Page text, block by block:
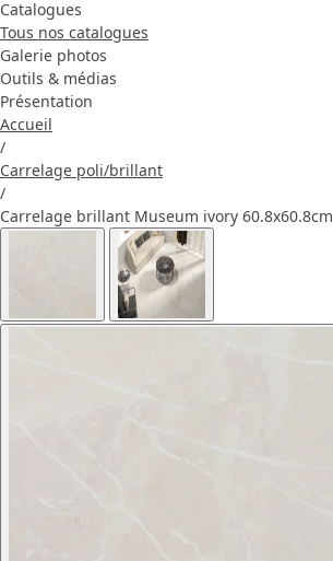
Catalogues
Tous nos catalogues
Galerie photos
Outils & médias
Présentation
Accueil
/
Carrelage poli/brillant
/
Carrelage brillant Museum ivory 60.8x60.8cm